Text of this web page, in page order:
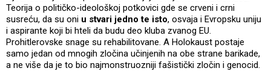
Teorija o političko-ideološkoj potkovici gde se crveni i crni
susreću, da su oni u stvari jedno te isto, osvaja i Evropsku uniju
i aspirante koji bi hteli da budu deo kluba zvanog EU.
Prohitlerovske snage su rehabilitovane. A Holokaust postaje
samo jedan od mnogih zločina učinjenih na obe strane barikade,
a ne više da je to bio najmonstruozniji fašistički zločin i genocid.